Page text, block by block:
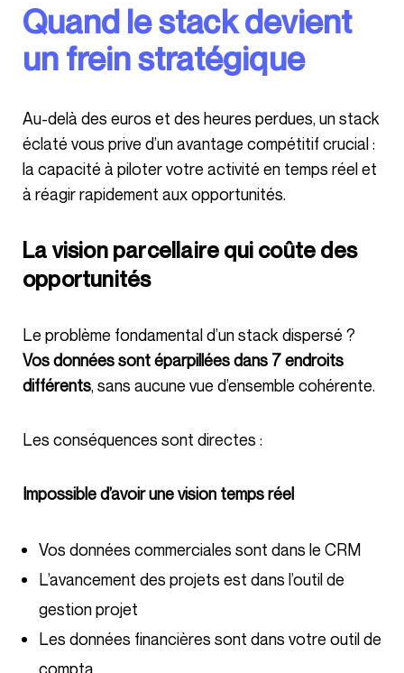
Quand le stack devient
un frein stratégique
Au-delà des euros et des heures perdues, un stack
éclaté vous prive d’un avantage compétitif crucial :
la capacité à piloter votre activité en temps réel et
à réagir rapidement aux opportunités.
La vision parcellaire qui coûte des
opportunités
Le problème fondamental d’un stack dispersé ?
Vos données sont éparpillées dans 7 endroits
différents, sans aucune vue d’ensemble cohérente.
Les conséquences sont directes :
Impossible d’avoir une vision temps réel
Vos données commerciales sont dans le CRM
L’avancement des projets est dans l’outil de
gestion projet
Les données financières sont dans votre outil de
compta